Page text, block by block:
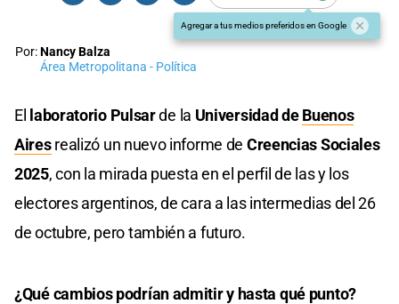
Agregar a tus medios preferidos en Google
Por:Nancy Balza
Área Metropolitana - Política
El laboratorio Pulsarde la Universidad deBuenos
Airesrealizó un nuevo informe de Creencias Sociales
2025, con la mirada puesta en el perfil de las y los
electores argentinos, de cara a las intermedias del 26
de octubre, pero también a futuro.
¿Qué cambios podrían admitir y hasta qué punto?